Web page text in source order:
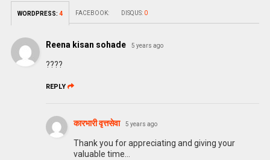
WORDPRESS: 4 FACEBOOK: DISQUS: 0
Reena kisan sohade 5 years ago
????
REPLY
कारभारी वृत्तसेवा 5 years ago
Thank you for appreciating and giving your
valuable time…